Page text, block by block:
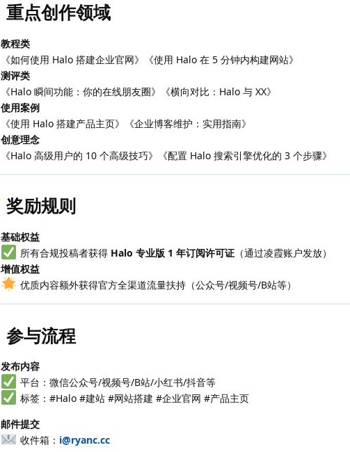
重点创作领域
教程类
《如何使用 Halo 搭建企业官网》《使用 Halo 在 5 分钟内构建网站》
测评类
《Halo 瞬间功能：你的在线朋友圈》《横向对比：Halo 与 XX》
使用案例
《使用 Halo 搭建产品主页》《企业博客维护：实用指南》
创意理念
《Halo 高级用户的 10 个高级技巧》《配置 Halo 搜索引擎优化的 3 个步骤》
奖励规则
基础权益
所有合规投稿者获得 Halo 专业版 1 年订阅许可证（通过凌霞账户发放）
增值权益
优质内容额外获得官方全渠道流量扶持（公众号/视频号/B站等）
参与流程
发布内容
平台：微信公众号/视频号/B站/小红书/抖音等
标签：#Halo #建站 #网站搭建 #企业官网 #产品主页
邮件提交
收件箱： i@ryanc.cc